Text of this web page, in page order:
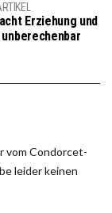
Erziehung und
vom Condorcet-
leider keinen